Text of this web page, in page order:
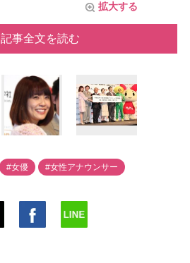
拡大する
記事全文を読む
#女優 #女性アナウンサー